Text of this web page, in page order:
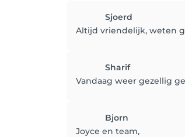
Sjoerd
Altijd vriendelijk, weten
Sharif
Vandaag weer gezellig
Bjorn
Joyce en team,